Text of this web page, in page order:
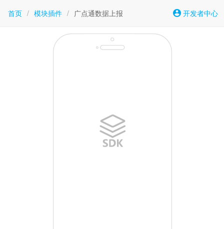
首页 / 模块插件 / 广点通数据上报 开发者中心